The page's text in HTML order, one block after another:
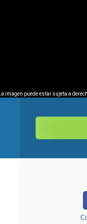
La imagen puede estar sujeta a